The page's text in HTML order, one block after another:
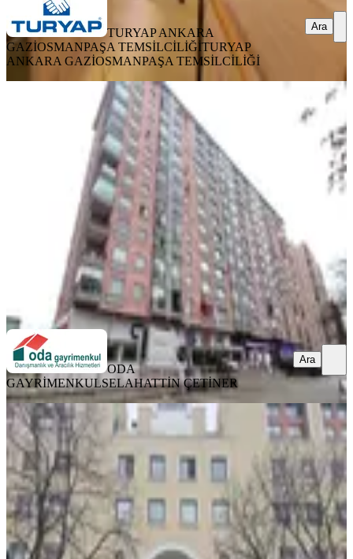
TURYAP ANKARA
GAZİOSMANPAŞA TEMSİLCİLİĞİTURYAP
ANKARA GAZİOSMANPAŞA TEMSİLCİLİĞİ
Ara
Kiralık Ofis & Büro | Mevlana
Bulvarı Cepheli | Emek / Çankaya
Ankara, Çankaya
5+ Oda
180 m²· 1. Kat· 09.01.2026
65.000 ₺
ODA GAYRİMENKUL SELAHATTİN ÇETİNER
ODA
GAYRİMENKULSELAHATTİN ÇETİNER
Ara
Cb Premıum'dan Bilkent Plaza'da
280 M2 Kiralık İşyeri
Ankara, Çankaya
5+ Oda
280 m²·3. Kat·13.05.2026
160.000 ₺